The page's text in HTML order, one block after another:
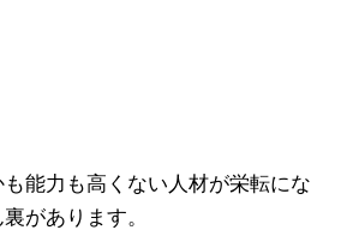
能力も高くない人材が栄転にな
があります。